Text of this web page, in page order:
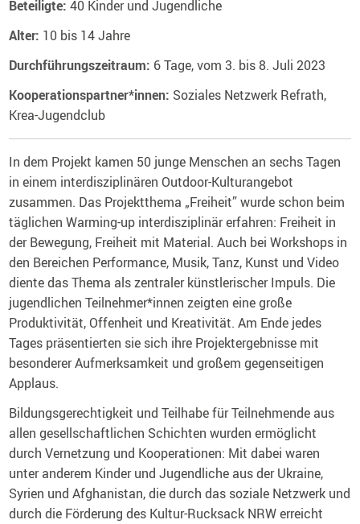
Beteiligte:40 Kinder und Jugendliche
Alter: 10 bis 14 Jahre
Durchführungszeitraum: 6 Tage, vom 3. bis 8. Juli 2023
Kooperationspartner*innen: Soziales Netzwerk Refrath,
Krea-Jugendclub
In dem Projekt kamen 50 junge Menschen an sechs Tagen
in einem interdisziplinären Outdoor-Kulturangebot
zusammen. Das Projektthema „Freiheit” wurde schon beim
täglichen Warming-up interdisziplinär erfahren: Freiheit in
der Bewegung, Freiheit mit Material. Auch bei Workshops in
den Bereichen Performance, Musik, Tanz, Kunst und Video
diente das Thema als zentraler künstlerischer Impuls. Die
jugendlichen Teilnehmer*innen zeigten eine große
Produktivität, Offenheit und Kreativität. Am Ende jedes
Tages präsentierten sie sich ihre Projektergebnisse mit
besonderer Aufmerksamkeit und großem gegenseitigen
Applaus.
Bildungsgerechtigkeit und Teilhabe für Teilnehmende aus
allen gesellschaftlichen Schichten wurden ermöglicht
durch Vernetzung und Kooperationen: Mit dabei waren
unter anderem Kinder und Jugendliche aus der Ukraine,
Syrien und Afghanistan, die durch das soziale Netzwerk und
durch die Förderung des Kultur-Rucksack NRW erreicht